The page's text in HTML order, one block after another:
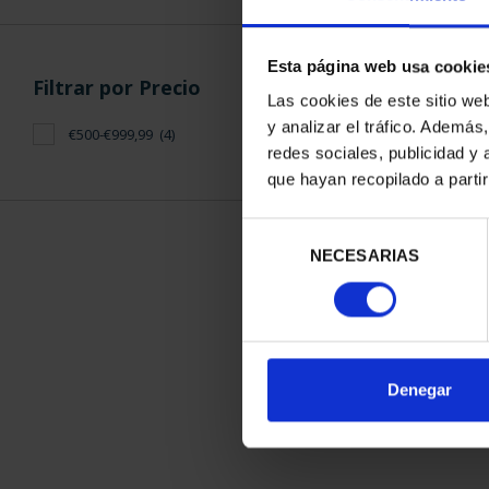
Esta página web usa
Las cookies de este sitio
y analizar el tráfico.
redes sociales, publicidad y
que hayan recopilado a
consentimiento
NECESARIAS
Denegar
Filtrar por Precio
€500-€999,99 (4)
Sólo para
ORDENAR POR: